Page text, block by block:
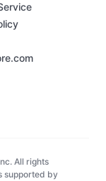
All rights
supported by